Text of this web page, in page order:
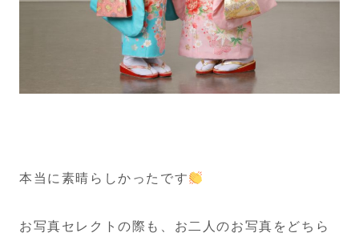
本当に素晴らしかったです
お写真セレクトの際も、お二人のお写真をどちら